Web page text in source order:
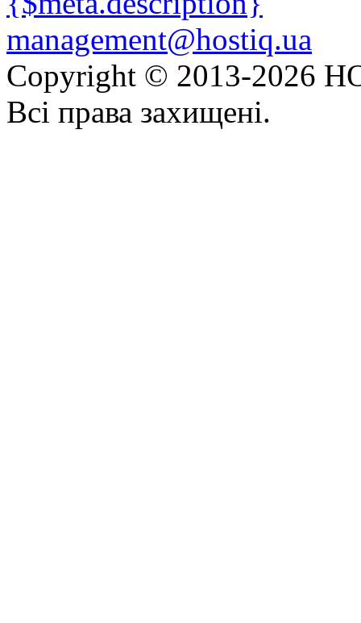
management@hostiq.ua
Copyright © 2013-2026
Всі права захищені.